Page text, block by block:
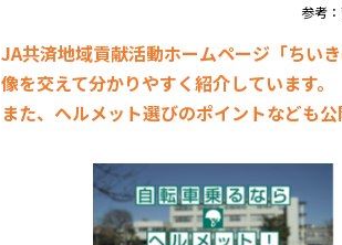
参考
JA共済地域貢献活動ホームページ「ちい
像を交えて分かりやすく紹介しています。
また、ヘルメット選びのポイントなども公